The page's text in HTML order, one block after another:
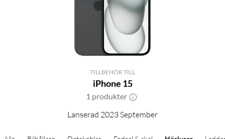
TILLBEHÖR TILL
iPhone 15
1 produkter
Lanserad 2023 September